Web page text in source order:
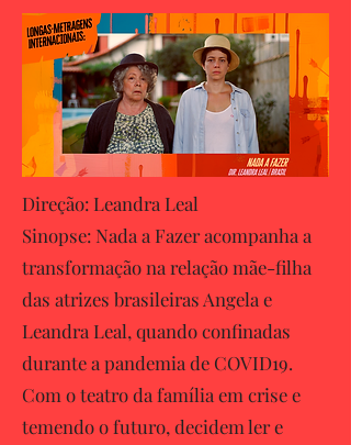
Direção: Leandra Leal
Sinopse: Nada a Fazer acompanha a
transformação na relação mãe-filha
das atrizes brasileiras Angela e
Leandra Leal, quando confinadas
durante a pandemia de COVID19.
Com o teatro da família em crise e
temendo o futuro, decidem ler e